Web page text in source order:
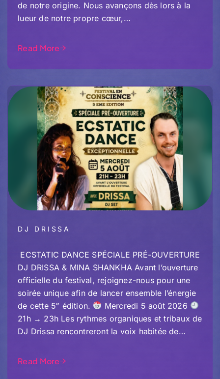
de notre origine. Nous avançons dès lors à la
lueur de notre propre cœur,…
Read More
DJ DRISSA
ECSTATIC DANCE SPÉCIALE PRÉ-OUVERTURE
DJ DRISSA & MINA SHANKHA Avant l’ouverture
officielle du festival, rejoignez-nous pour une
soirée unique afin de lancer ensemble l’énergie
de cette 5ᵉ édition.
Mercredi 5 août 2026
21h → 23h Les rythmes organiques et tribaux de
DJ Drissa rencontreront la voix habitée de…
Read More